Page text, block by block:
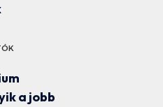
a jobb